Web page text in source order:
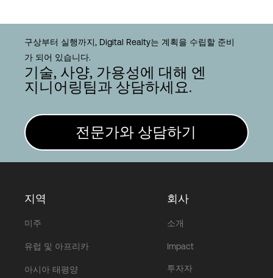
구상부터 실행까지, Digital Realty는 계획을 수립할 준비
가 되어 있습니다.
기술, 사양, 가용성에 대해 엔
지니어링팀과 상담하세요.
전문가와 상담하기
지역
미주
유럽 및 아프리카
아시아 태평양
회사
소개
Impact
투자자